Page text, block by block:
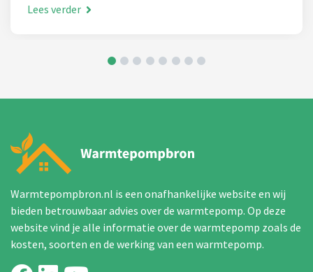
Lees verder
Warmtepompbron.nl is een onafhankelijke website en wij
bieden betrouwbaar advies over de warmtepomp. Op deze
website vind je alle informatie over de warmtepomp zoals de
kosten, soorten en de werking van een warmtepomp.